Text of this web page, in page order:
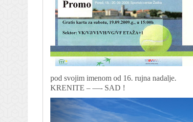
pod svojim imenom od 16. rujna nadalje.
KRENITE – —- SAD !